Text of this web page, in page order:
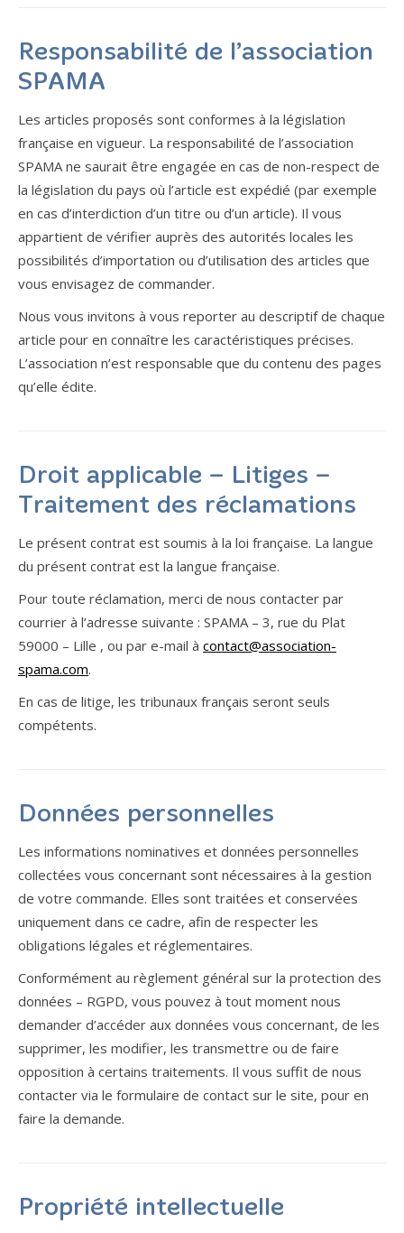
Responsabilité de l’association
SPAMA
Les articles proposés sont conformes à la législation
française en vigueur. La responsabilité de l’association
SPAMA ne saurait être engagée en cas de non-respect de
la législation du pays où l’article est expédié (par exemple
en cas d’interdiction d’un titre ou d’un article). Il vous
appartient de vérifier auprès des autorités locales les
possibilités d’importation ou d’utilisation des articles que
vous envisagez de commander.
Nous vous invitons à vous reporter au descriptif de chaque
article pour en connaître les caractéristiques précises.
L’association n’est responsable que du contenu des pages
qu’elle édite.
Droit applicable – Litiges –
Traitement des réclamations
Le présent contrat est soumis à la loi française. La langue
du présent contrat est la langue française.
Pour toute réclamation, merci de nous contacter par
courrier à l’adresse suivante : SPAMA – 3, rue du Plat
59000 – Lille , ou par e-mail à contact@association-
spama.com.
En cas de litige, les tribunaux français seront seuls
compétents.
Données personnelles
Les informations nominatives et données personnelles
collectées vous concernant sont nécessaires à la gestion
de votre commande. Elles sont traitées et conservées
uniquement dans ce cadre, afin de respecter les
obligations légales et réglementaires.
Conformément au règlement général sur la protection des
données – RGPD, vous pouvez à tout moment nous
demander d’accéder aux données vous concernant, de les
supprimer, les modifier, les transmettre ou de faire
opposition à certains traitements. Il vous suffit de nous
contacter via le formulaire de contact sur le site, pour en
faire la demande.
Propriété intellectuelle